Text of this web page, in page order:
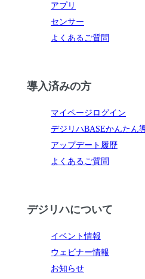
アプリ
センサー
よくあるご質問
導入済みの方
マイページログイン
デジリハBASEかんたん
アップデート履歴
よくあるご質問
デジリハについて
イベント情報
ウェビナー情報
お知らせ